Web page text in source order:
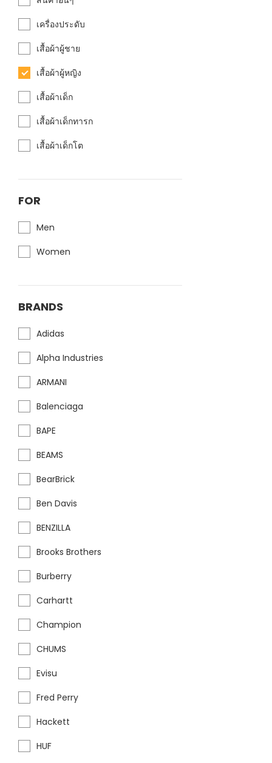
เครื่องประดับ
เสื้อผ้าผู้ชาย
เสื้อผ้าผู้หญิง
เสื้อผ้าเด็ก
เสื้อผ้าเด็กทารก
เสื้อผ้าเด็กโต
FOR
Men
Women
BRANDS
Adidas
Alpha Industries
ARMANI
Balenciaga
BAPE
BEAMS
BearBrick
Ben Davis
BENZILLA
Brooks Brothers
Burberry
Carhartt
Champion
CHUMS
Evisu
Fred Perry
Hackett
HUF